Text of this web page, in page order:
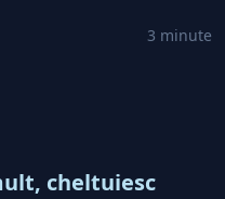
3 minute
cheltuiesc